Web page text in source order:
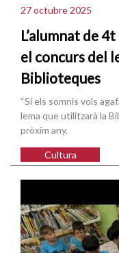
27 octubre 2025
L’alumnat de
el concurs del
Biblioteques
“Si els somnis vols
lema que utilitzarà la
pròxim any.
Cultura